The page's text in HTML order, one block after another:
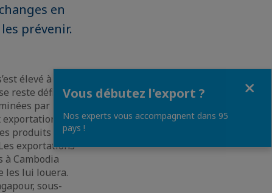
en
prévenir.
élevé à 357 M
reste déficitaire
par le
produits
exportations
à Cambodia
les lui louera.
sous-
Vous débutez l'export ?
Nos experts vous accompagnent dans 95
pays !